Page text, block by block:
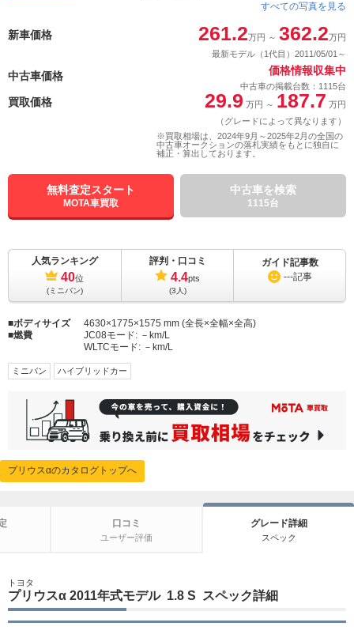
すべての写真を見る
新車価格 261.2万円 ～ 362.2万円
最新モデル（1代目）2011/05/01～
中古車価格 価格情報収集中
中古車の掲載台数：1115台
買取価格 29.9 万円 ～ 187.7 万円
（グレードによって異なります）
※買取相場は、2024年9月～2025年2月の全国の
中古車オークションの落札実績をもとに独自に
補正・算出しております。
無料査定スタート
MOTA車買取
中古車を検索
1115台
人気ランキング
40位
(ミニバン)
評判・口コミ
4.4pts
(3人)
ガイド記事数
---記事
ボディサイズ
4630×1775×1575 mm (全長×全幅×全高)
燃費
JC08モード: －km/L
WLTCモード: －km/L
ミニバン ハイブリッドカー
プリウスαのカタログトップへ
口コミ
ユーザー評価
グレード詳細
スペック
トヨタ
プリウスα 2011年式モデル 1.8 S スペック詳細